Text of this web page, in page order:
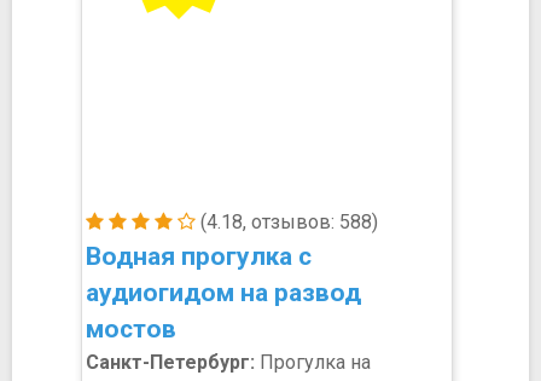
(4.18, отзывов: 588)
Водная прогулка с
аудиогидом на развод
мостов
Санкт-Петербург: Прогулка на